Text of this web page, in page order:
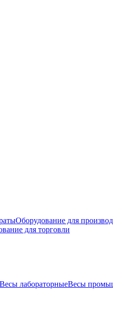
Оборудование для
для торговли
Весы лабораторныеВесы